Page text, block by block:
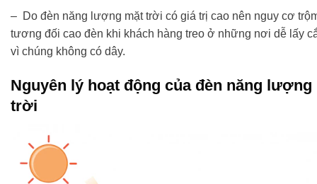
– Do đèn năng lượng mặt trời có giá trị cao nên nguy cơ
tương đối cao đèn khi khách hàng treo ở những nơi dễ lấy
vì chúng không có dây.
Nguyên lý hoạt động của đèn năng lượng
trời